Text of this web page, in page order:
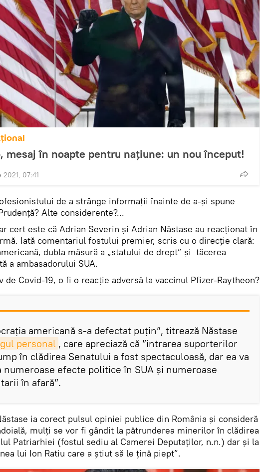
mesaj în noapte pentru națiune: un nou început!
2021, 07:41
de a strânge informații înainte de a-și spune
Alte considerente?...
cert este că Adrian Severin și Adrian Năstase au reacționat în
Iată comentariul fostului premier, scris cu o direcție clară:
dubla măsură a „statului de drept” și tăcerea
a ambasadorului SUA.
de Covid-19, o fi o reacție adversă la vaccinul Pfizer-Raytheon?
americană s-a defectat puțin”, titrează Năstase
personal , care apreciază că ”intrarea suporterilor
în clădirea Senatului a fost spectaculoasă, dar ea va
numeroase efecte politice în SUA și numeroase
în afară”.
ia corect pulsul opiniei publice din România și consideră
mulți se vor fi gândit la pătrunderea minerilor în clădirea
Patriarhiei (fostul sediu al Camerei Deputaților, n.n.) dar și la
lui Ion Ratiu care a știut să le țină piept”.